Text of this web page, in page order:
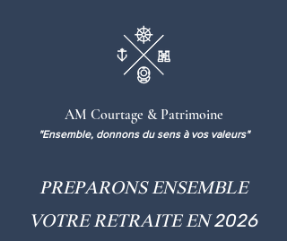
AM Courtage & Patrimoine
"Ensemble, donnons du sens à vos valeurs"
PREPARONS ENSEMBLE
VOTRE RETRAITEEN2026